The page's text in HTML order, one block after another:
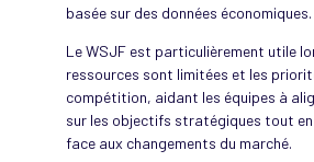
basée sur des données économiques.
Le WSJF est particulièrement utile
ressources sont limitées et les
compétition, aidant les équipes à
sur les objectifs stratégiques tout
face aux changements du marché.